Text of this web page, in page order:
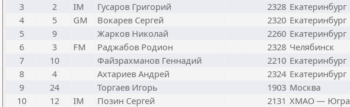
3
2 IM Гусаров Григорий 2328 Екатеринбург
4
5 GM Вокарев Сергей 2320 Екатеринбург
5
9 Жарков Николай 2260 Екатеринбург
6
3 FM Раджабов Родион 2328 Челябинск
7
10 Файзрахманов Геннадий 2210 Екатеринбург
8
4 Ахтариев Андрей 2324 Екатеринбург
9
24 Торгаев Игорь 1903 Москва
10
12 IM Позин Сергей 2131 ХМАО — Югра